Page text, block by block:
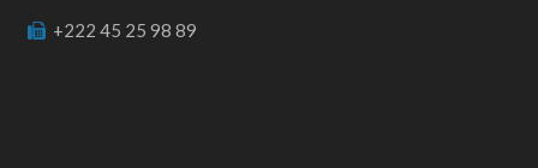
+222 45 25 98 89